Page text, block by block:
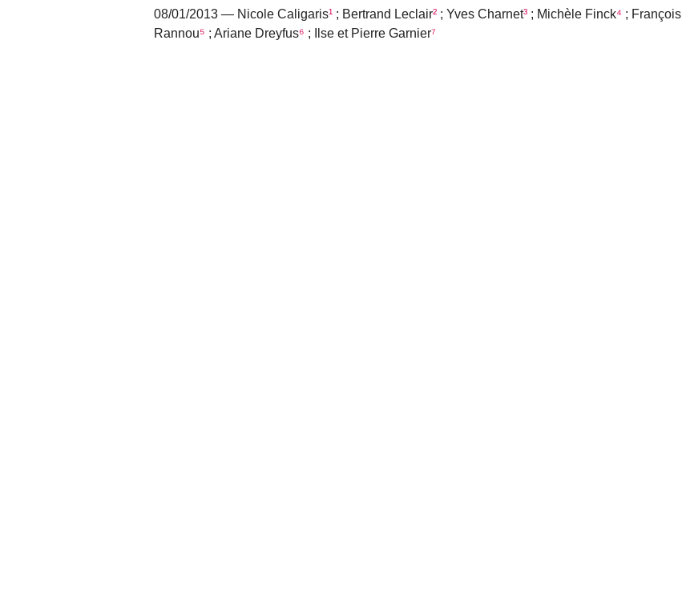
08/01/2013 — Nicole Caligaris¹ ; Bertrand Leclair² ; Yves Charnet³ ; Michèle Finck⁴ ; François
Rannou⁵ ; Ariane Dreyfus⁶ ; Ilse et Pierre Garnier⁷